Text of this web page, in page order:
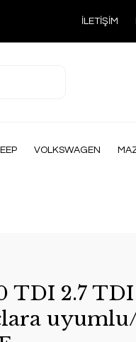
İLETİŞİM
VOLKSWAGEN
TDI 2.7